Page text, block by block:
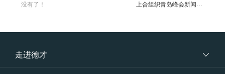
没有了！ 上合组织青岛峰会新闻中心
走进德才